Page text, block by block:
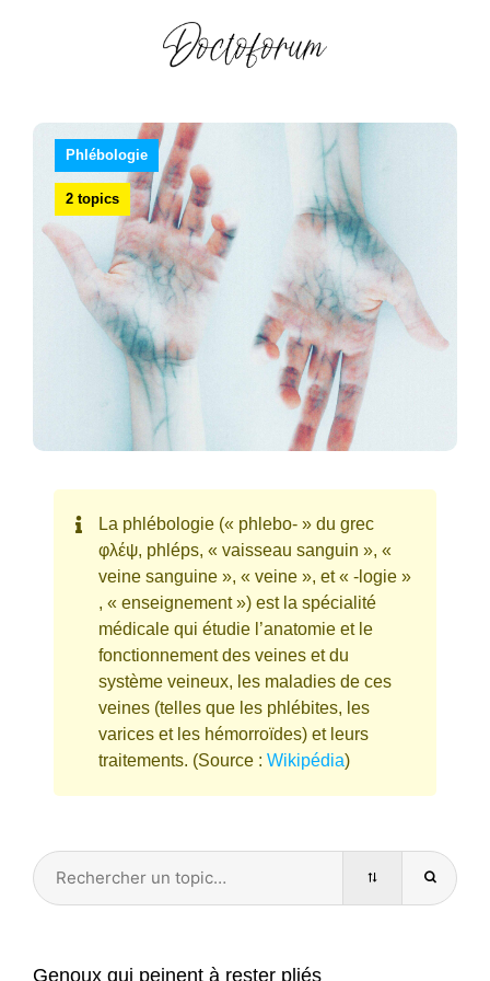
Phlébologie
2 topics
La phlébologie (« phlebo- » du grec
φλέψ, phléps, « vaisseau sanguin », «
veine sanguine », « veine », et « -logie »
, « enseignement ») est la spécialité
médicale qui étudie l’anatomie et le
fonctionnement des veines et du
système veineux, les maladies de ces
veines (telles que les phlébites, les
varices et les hémorroïdes) et leurs
traitements. (Source :Wikipédia)
Genoux qui peinent à rester pliés